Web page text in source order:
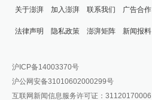
关于澎湃 加入澎湃 联系我们 广告合作
法律声明 隐私政策 澎湃矩阵
澎湃新闻公众号
澎湃新闻抖音号
新闻报料
报料邮箱: news@thepaper.cn
沪ICP备14003370号
沪公网安备31010602000299号
互联网新闻信息服务许可证：31120170006